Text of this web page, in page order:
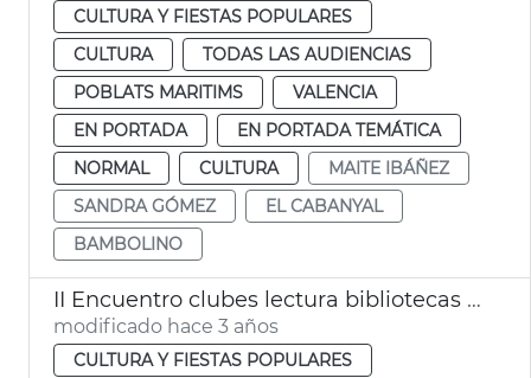
CULTURA Y FIESTAS POPULARES
CULTURA
TODAS LAS AUDIENCIAS
POBLATS MARITIMS
VALENCIA
EN PORTADA
EN PORTADA TEMÁTICA
NORMAL
CULTURA
MAITE IBÁÑEZ
SANDRA GÓMEZ
EL CABANYAL
BAMBOLINO
II Encuentro clubes lectura bibliotecas municipales
modificado hace 3 años
CULTURA Y FIESTAS POPULARES